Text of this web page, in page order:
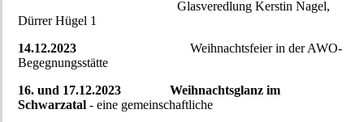
Glasveredlung Kerstin Nagel,
Dürrer Hügel 1
14.12.2023Weihnachtsfeier in der AWO-
Begegnungsstätte
16. und 17.12.2023
Weihnachtsglanz im
Schwarzatal - eine gemeinschaftliche